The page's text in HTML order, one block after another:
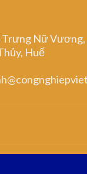
Trưng Nữ Vương,
Huế